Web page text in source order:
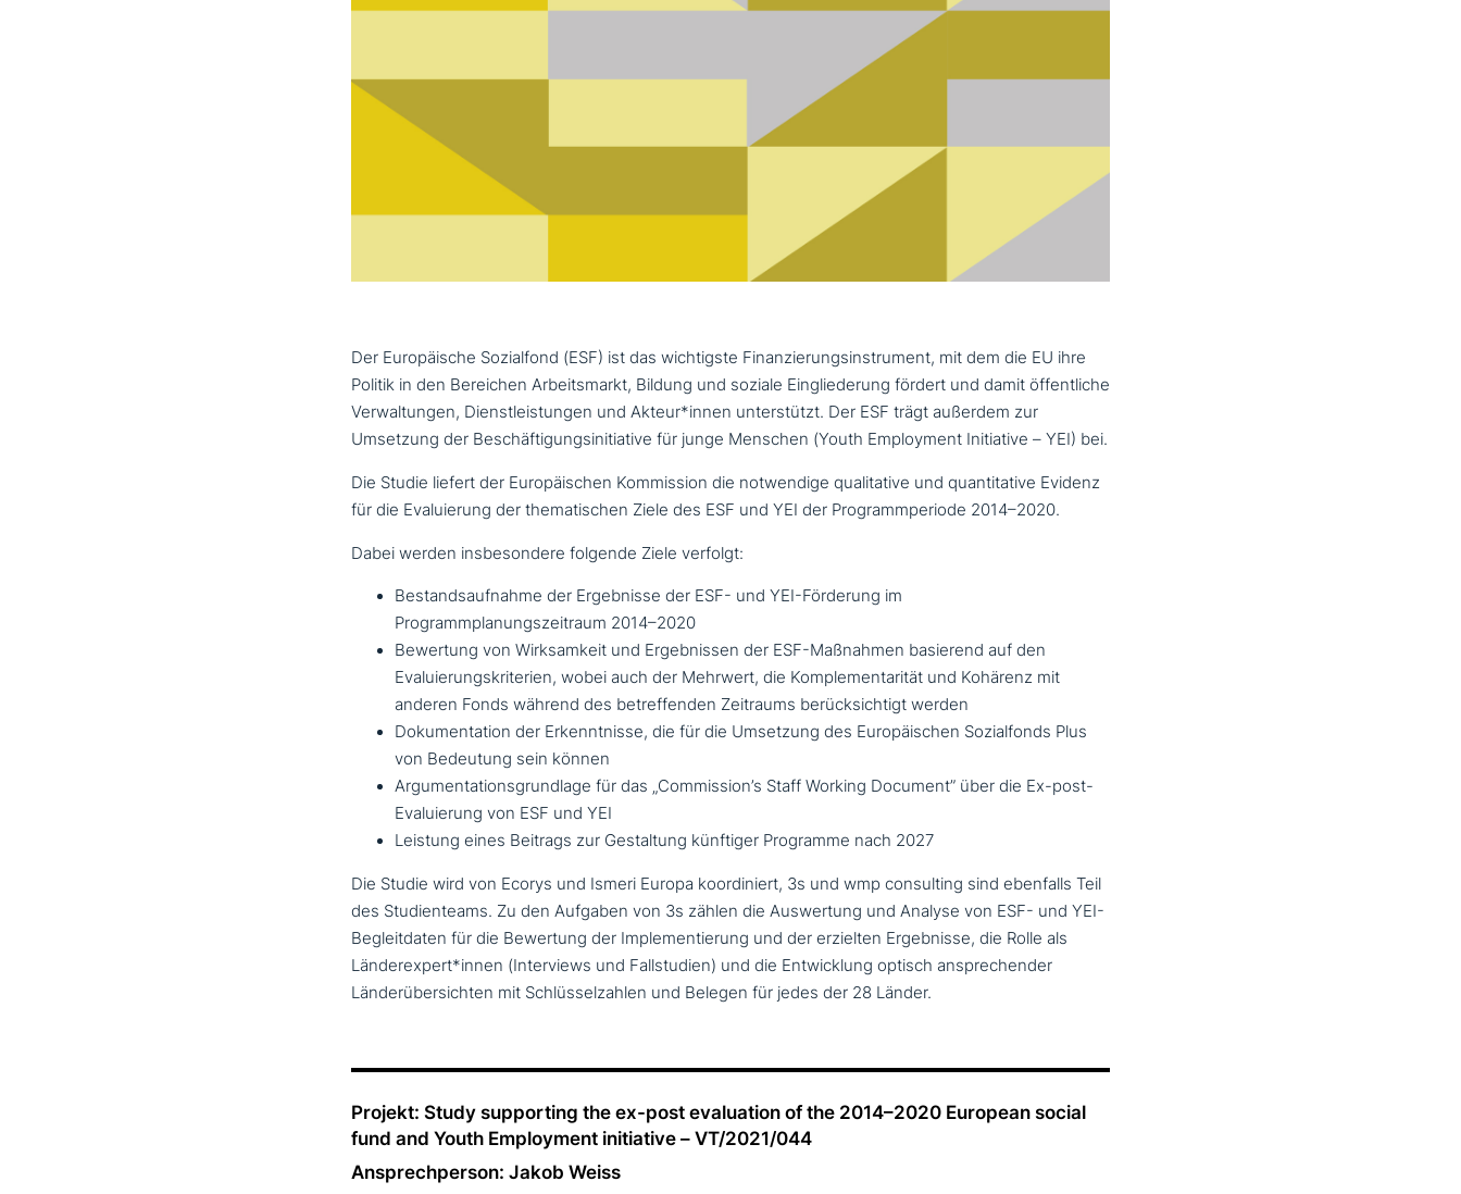
Der Europäische Sozialfond (ESF) ist das wich­tig­ste Finanzierungsinstrument, mit dem die EU ihre
Politik in den Bereichen Arbeitsmarkt, Bildung und soziale Eingliederung fördert und damit öffent­li­che
Verwaltungen, Dienstleistungen und Akteur*innen unter­stützt. Der ESF trägt außerdem zur
Umsetzung der Beschäftigungsinitiative für junge Menschen (Youth Employment Initiative – YEI) bei.
Die Studie liefert der Europäischen Kommission die not­wen­di­ge qua­li­ta­ti­ve und quan­ti­ta­ti­ve Evidenz
für die Evaluierung der the­ma­ti­schen Ziele des ESF und YEI der Programmperiode 2014–2020.
Dabei werden ins­be­son­de­re folgende Ziele verfolgt:
Bestandsaufnahme der Ergebnisse der ESF- und YEI-Förderung im
Programmplanungszeitraum 2014–2020
Bewertung von Wirksamkeit und Ergebnissen der ESF-Maßnahmen basierend auf den
Evaluierungskriterien, wobei auch der Mehrwert, die Komplementarität und Kohärenz mit
anderen Fonds während des betref­fen­den Zeitraums berück­sich­tigt werden
Dokumentation der Erkenntnisse, die für die Umsetzung des Europäischen Sozialfonds Plus
von Bedeutung sein können
Argumentationsgrundlage für das „Commission’s Staff Working Document” über die Ex-post-
Evaluierung von ESF und YEI
Leistung eines Beitrags zur Gestaltung künftiger Programme nach 2027
Die Studie wird von Ecorys und Ismeri Europa koor­di­niert, 3s und wmp con­sul­ting sind ebenfalls Teil
des Studienteams. Zu den Aufgaben von 3s zählen die Auswertung und Analyse von ESF- und YEI-
Begleitdaten für die Bewertung der Implementierung und der erzielten Ergebnisse, die Rolle als
Länderexpert*innen (Interviews und Fallstudien) und die Entwicklung optisch anspre­chen­der
Länderübersichten mit Schlüsselzahlen und Belegen für jedes der 28 Länder.
Projekt: Study sup­port­ing the ex-post eva­lua­ti­on of the 2014–2020 European social
fund and Youth Employment initia­ti­ve – VT/2021/044
Ansprechperson: Jakob Weiss